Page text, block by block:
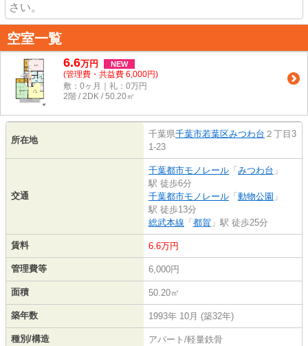
さい。
空室一覧
6.6万円 NEW
(管理費・共益費 6,000円)
敷：0ヶ月｜礼：0万円
2階 / 2DK / 50.20㎡
所在地
千葉県千葉市若葉区みつわ台 ２丁目3
1-23
交通
千葉都市モノレール 「 みつわ台 」
駅 徒歩6分
千葉都市モノレール 「 動物公園 」
駅 徒歩13分
総武本線 「 都賀 」駅 徒歩25分
賃料 6.6万円
管理費等 6,000円
面積 50.20㎡
築年数 1993年 10月 (築32年)
種別/構造 アパート/軽量鉄骨